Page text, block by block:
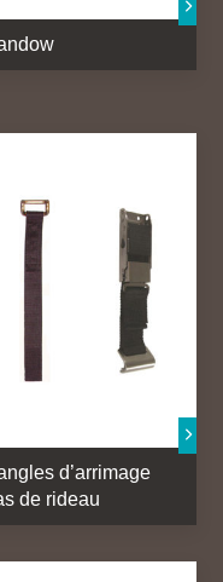
d’arrimage
de rideau